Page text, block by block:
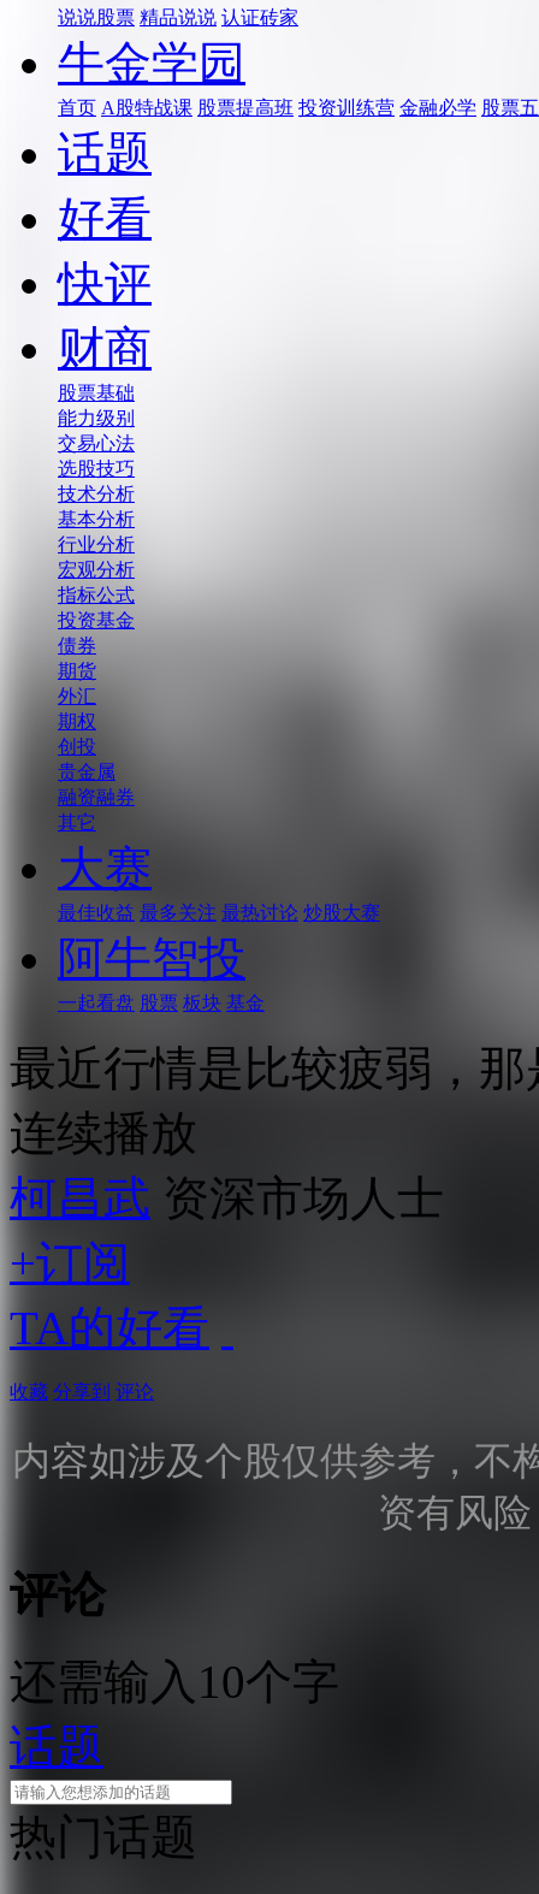
说说股票 精品说说 认证砖家
牛金学园
首页 A股特战课 股票提高班 投资训练营 金融必学 股票
话题
好看
快评
财商
股票基础
能力级别
交易心法
选股技巧
技术分析
基本分析
行业分析
宏观分析
指标公式
投资基金
债券
期货
外汇
期权
创投
贵金属
融资融券
其它
大赛
最佳收益 最多关注 最热讨论 炒股大赛
阿牛智投
一起看盘 股票 板块 基金
最近行情是比较疲弱，
连续播放
柯昌武 资深市场人士
+订阅
TA的好看
收藏 分享到 评论
内容如涉及个股仅供参考，不
资有风
评论
还需输入10个字
话题
热门话题